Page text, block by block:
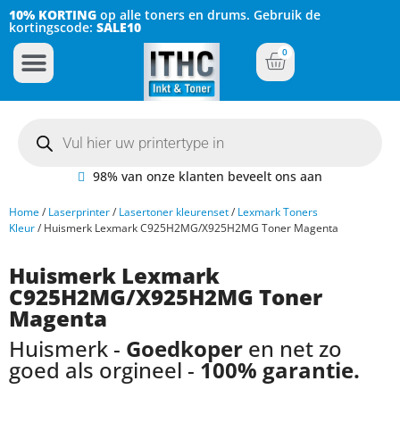
10% KORTING op alle toners en drums. Gebruik de
kortingscode: SALE10
0
98% van onze klanten beveelt ons aan
Home/ Laserprinter/ Lasertoner kleurenset/ Lexmark Toners
Kleur/ Huismerk Lexmark C925H2MG/X925H2MG Toner Magenta
Huismerk Lexmark
C925H2MG/X925H2MG Toner
Magenta
Huismerk - Goedkoper en net zo
goed als orgineel - 100% garantie.